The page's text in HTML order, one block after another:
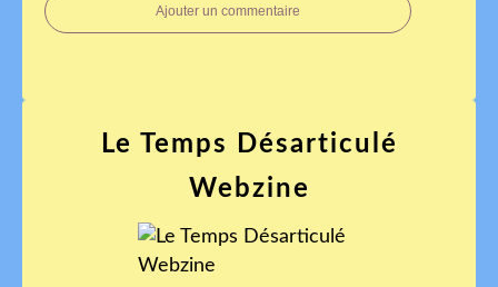
Ajouter un commentaire
Le Temps Désarticulé
Webzine